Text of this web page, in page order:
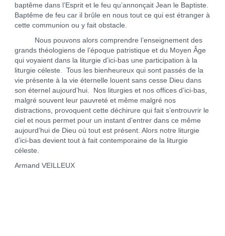
baptême dans l’Esprit et le feu qu’annonçait Jean le Baptiste.
Baptême de feu car il brûle en nous tout ce qui est étranger à
cette communion ou y fait obstacle.
Nous pouvons alors comprendre l’enseignement des
grands théologiens de l’époque patristique et du Moyen Âge
qui voyaient dans la liturgie d’ici-bas une participation à la
liturgie céleste. Tous les bienheureux qui sont passés de la
vie présente à la vie éternelle louent sans cesse Dieu dans
son éternel aujourd’hui. Nos liturgies et nos offices d’ici-bas,
malgré souvent leur pauvreté et même malgré nos
distractions, provoquent cette déchirure qui fait s’entrouvrir le
ciel et nous permet pour un instant d’entrer dans ce même
aujourd’hui de Dieu où tout est présent. Alors notre liturgie
d’ici-bas devient tout à fait contemporaine de la liturgie
céleste.
Armand VEILLEUX